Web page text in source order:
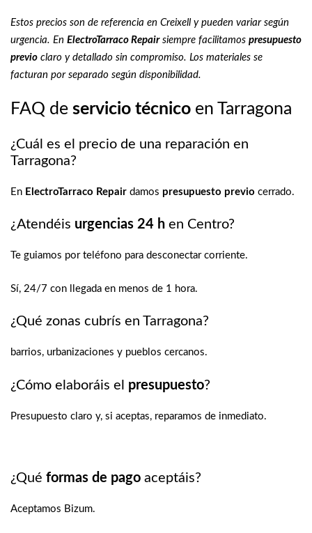
Estos precios son de referencia en Creixell y pueden variar según
urgencia. En ElectroTarraco Repairsiempre facilitamos presupuesto
previo claro y detallado sin compromiso. Los materiales se
facturan por separado según disponibilidad.
FAQ de servicio técnico en Tarragona
¿Cuál es el precio de una reparación en
Tarragona?
En ElectroTarraco Repair damos presupuesto previo cerrado.
¿Atendéis urgencias 24 h en Centro?
Te guiamos por teléfono para desconectar corriente.
Sí, 24/7 con llegada en menos de 1 hora.
¿Qué zonas cubrís en Tarragona?
barrios, urbanizaciones y pueblos cercanos.
¿Cómo elaboráis el presupuesto?
Presupuesto claro y, si aceptas, reparamos de inmediato.
¿Qué formas de pago aceptáis?
Aceptamos Bizum.